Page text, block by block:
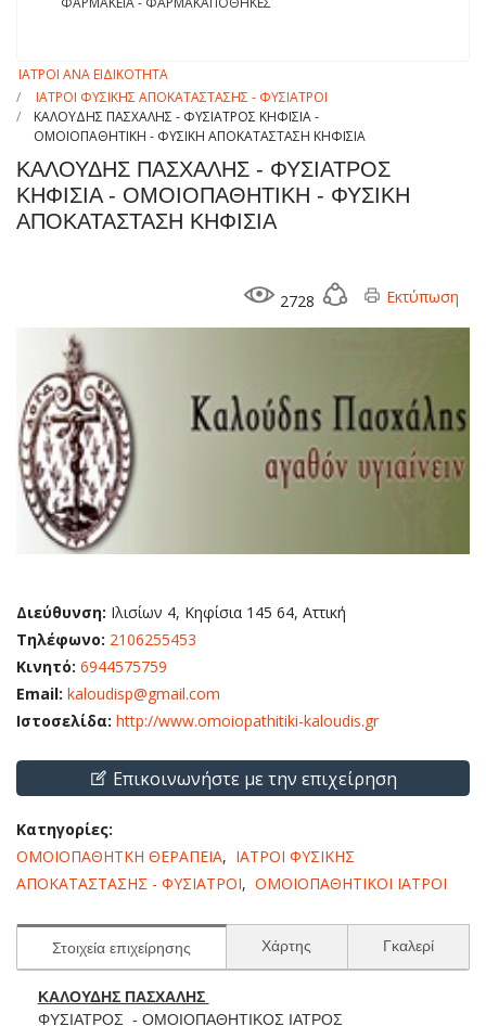
ΙΑΤΡΟΙ ΑΝΑ ΕΙΔΙΚΟΤΗΤΑ
ΙΑΤΡΟΙ ΦΥΣΙΚΗΣ ΑΠΟΚΑΤΑΣΤΑΣΗΣ - ΦΥΣΙΑΤΡΟΙ
ΚΑΛΟΥΔΗΣ ΠΑΣΧΑΛΗΣ - ΦΥΣΙΑΤΡΟΣ ΚΗΦΙΣΙΑ -
ΟΜΟΙΟΠΑΘΗΤΙΚΗ - ΦΥΣΙΚΗ ΑΠΟΚΑΤΑΣΤΑΣΗ ΚΗΦΙΣΙΑ
ΚΑΛΟΥΔΗΣ ΠΑΣΧΑΛΗΣ - ΦΥΣΙΑΤΡΟΣ
ΚΗΦΙΣΙΑ - ΟΜΟΙΟΠΑΘΗΤΙΚΗ - ΦΥΣΙΚΗ
ΑΠΟΚΑΤΑΣΤΑΣΗ ΚΗΦΙΣΙΑ
2728 Εκτύπωση
Διεύθυνση: Ιλισίων 4, Κηφίσια 145 64, Αττική
Τηλέφωνο: 2106255453
Κινητό: 6944575759
Email: kaloudisp@gmail.com
Ιστοσελίδα: http://www.omoiopathitiki-kaloudis.gr
Επικοινωνήστε με την επιχείρηση
Κατηγορίες:
ΟΜΟΙΟΠΑΘΗΤΚΗ ΘΕΡΑΠΕΙΑ, ΙΑΤΡΟΙ ΦΥΣΙΚΗΣ
ΑΠΟΚΑΤΑΣΤΑΣΗΣ - ΦΥΣΙΑΤΡΟΙ, ΟΜΟΙΟΠΑΘΗΤΙΚΟΙ ΙΑΤΡΟΙ
Στοιχεία επιχείρησης Χάρτης Γκαλερί
ΚΑΛΟΥΔΗΣ ΠΑΣΧΑΛΗΣ
ΦΥΣΙΑΤΡΟΣ - ΟΜΟΙΟΠΑΘΗΤΙΚΟΣ ΙΑΤΡΟΣ